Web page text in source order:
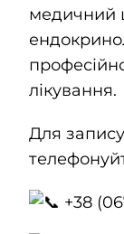
медичний
лікування.
Для
+38